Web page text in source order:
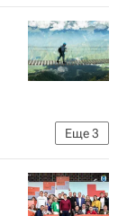
Еще3